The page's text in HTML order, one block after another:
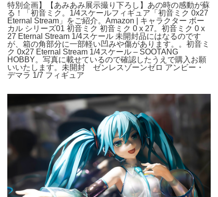
特別企画】【あみあみ展示撮り下ろし】あの時の感動が蘇
る！「初音ミク。1/4スケールフィギュア「初音ミク 0x27
Eternal Stream」をご紹介。Amazon | キャラクター ボー
カル シリーズ01 初音ミク 初音ミク 0 x 27。初音ミク 0 x
27 Eternal Stream 1/4スケール 未開封品にはなるのです
が、箱の角部分に一部軽い凹みや傷があります。。初音ミ
ク 0x27 Eternal Stream 1/4スケール – SOOTANG
HOBBY。写真に載せているので確認したうえで購入お願
いいたします。未開封 ゼンレスゾーンゼロ アンビー・
デマラ 1/7 フィギュア